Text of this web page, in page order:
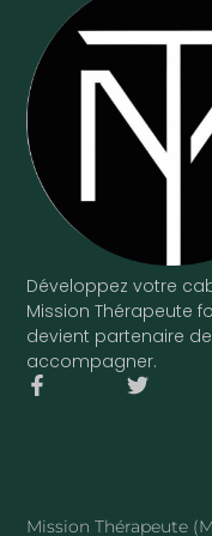
Développez votre
Mission Thérapeute
devient partenaire
accompagner.
F
T
Mission Thérapeute